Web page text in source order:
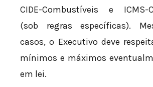
CIDE-Combustíveis e ICMS-
(sob regras específicas).
casos, o Executivo deve
mínimos e máximos
em lei.